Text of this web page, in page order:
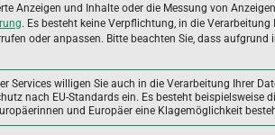
für den Sport
Anzeigen und Inhalte oder die Messung von
. Es besteht keine Verpflichtung, in die Verarbeitung
oder anpassen. Bitte beachten Sie, dass aufgrund
Services willigen Sie auch in die Verarbeitung Ihrer
nach EU-Standards ein. Es besteht beispielsweise
und Europäer eine Klagemöglichkeit